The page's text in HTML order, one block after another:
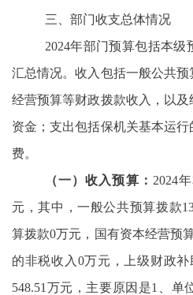
三、部门收支总体情况
2024年部门预算包括本
汇总情况。收入包括一般公共
经营预算等财政拨款收入，以
资金；支出包括保机关基本运
费。
（一）收入预算： 2024
元，其中，一般公共预算拨款
算拨款0万元，国有资本经营预
的非税收入0万元，上级财政
548.51万元，主要原因是1、单